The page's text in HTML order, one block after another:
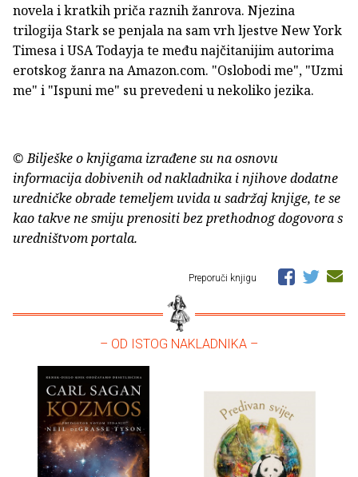
novela i kratkih priča raznih žanrova. Njezina
trilogija Stark se penjala na sam vrh ljestve New York
Timesa i USA Todayja te među najčitanijim autorima
erotskog žanra na Amazon.com. "Oslobodi me", "Uzmi
me" i "Ispuni me" su prevedeni u nekoliko jezika.
© Bilješke o knjigama izrađene su na osnovu
informacija dobivenih od nakladnika i njihove dodatne
uredničke obrade temeljem uvida u sadržaj knjige, te se
kao takve ne smiju prenositi bez prethodnog dogovora s
uredništvom portala.
Preporuči knjigu
– OD ISTOG NAKLADNIKA –